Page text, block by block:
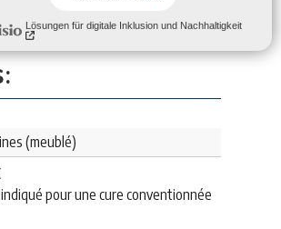
1
(meublé)
pour une cure conventionnée